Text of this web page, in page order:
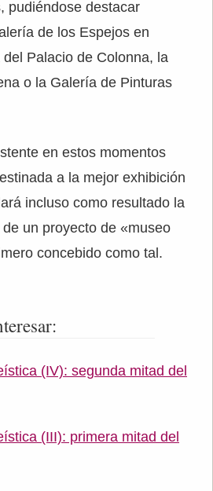
pudiéndose destacar
de los Espejos en
Palacio de Colonna, la
o la Galería de Pinturas
en estos momentos
a la mejor exhibición
incluso como resultado la
un proyecto de «museo
concebido como tal.
(IV): segunda mitad del
(III): primera mitad del